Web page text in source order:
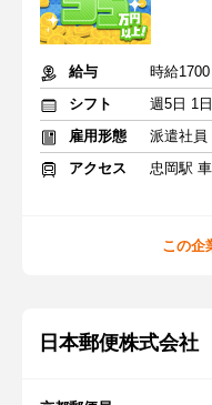
給与
時給
シフト
週5日 1
雇用形態
派遣社員
アクセス
忠岡駅
この企
日本郵便株式会